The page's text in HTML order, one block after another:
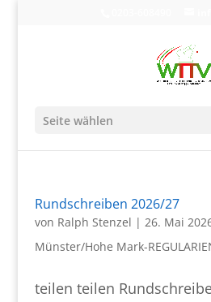
Seite wählen
Rundschreiben 2026/27
von Ralph Stenzel | 26. Mai
Münster/Hohe Mark-
teilen teilen